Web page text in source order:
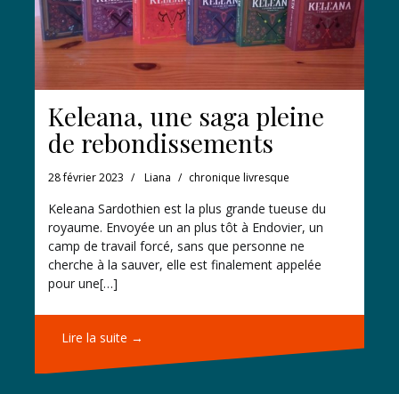
Keleana, une saga pleine
de rebondissements
28 février 2023 Liana chronique livresque
Keleana Sardothien est la plus grande tueuse du
royaume. Envoyée un an plus tôt à Endovier, un
camp de travail forcé, sans que personne ne
cherche à la sauver, elle est finalement appelée
pour une[…]
Lire la suite →